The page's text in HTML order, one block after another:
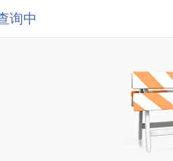
询中